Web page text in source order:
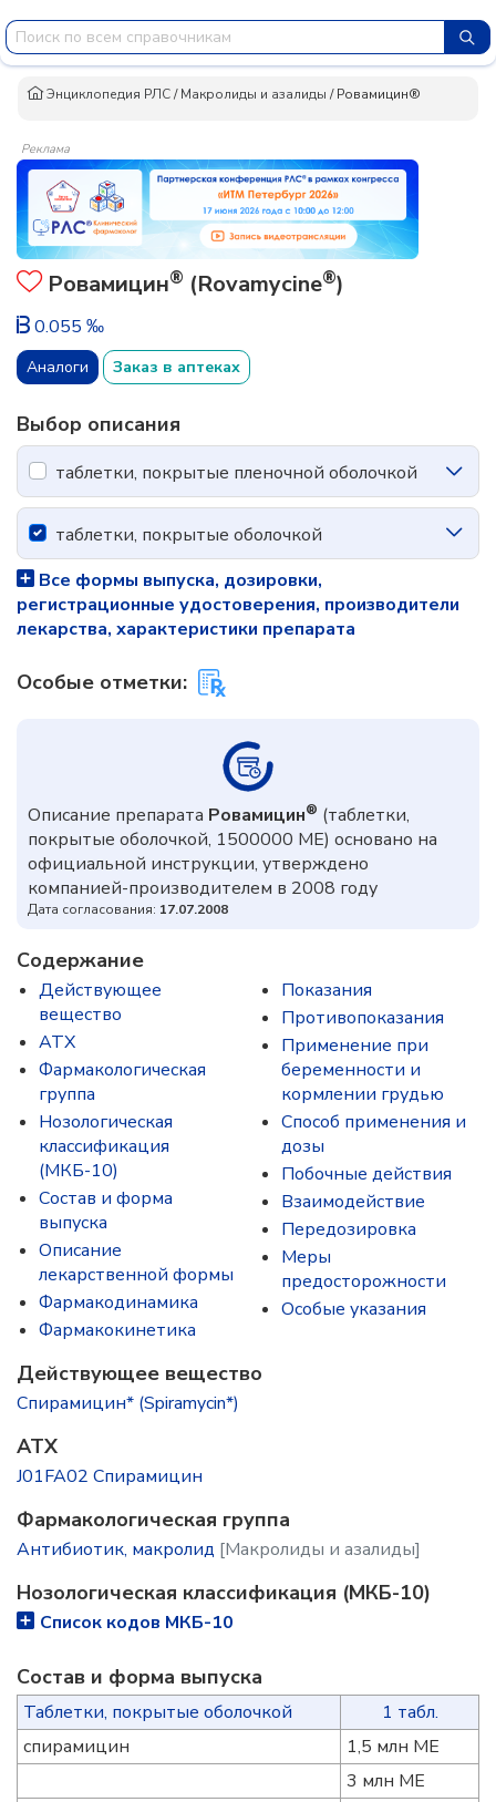
Энциклопедия РЛС/Макролиды и азалиды /Ровамицин®
Реклама
Ровамицин® (Rovamycine®)
0.055 ‰
Аналоги Заказ в аптеках
Выбор описания
таблетки, покрытые пленочной оболочкой
таблетки, покрытые оболочкой
Все формы выпуска, дозировки,
регистрационные удостоверения, производители
лекарства, характеристики препарата
Особые отметки:
Описание препарата Ровамицин® (таблетки,
покрытые оболочкой, 1500000 МЕ) основано на
официальной инструкции, утверждено
компанией-производителем в 2008 году
Дата согласования: 17.07.2008
Содержание
Действующее
вещество
ATX
Фармакологическая
группа
Нозологическая
классификация
(МКБ-10)
Состав и форма
выпускa
Описание
лекарственной формы
Фармакодинамика
Фармакокинетика
Показания
Противопоказания
Применение при
беременности и
кормлении грудью
Способ применения и
дозы
Побочные действия
Взаимодействие
Передозировка
Меры
предосторожности
Особые указания
Действующее вещество
Спирамицин* (Spiramycin*)
ATX
J01FA02 Спирамицин
Фармакологическая группа
Антибиотик, макролид [Макролиды и азалиды]
Нозологическая классификация (МКБ-10)
Список кодов МКБ-10
Состав и форма выпускa
Таблетки, покрытые оболочкой
1 табл.
спирамицин
1,5 млн МЕ
3 млн МЕ